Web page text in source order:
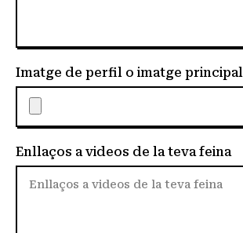
Imatge de perfil o imatge principal
Enllaços a videos de la teva feina